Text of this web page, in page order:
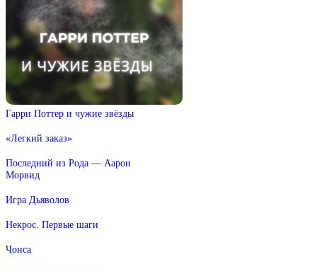
Гарри Поттер и чужие звёзды
«Легкий заказ»
Последний из Рода — Аарон
Морвид
Игра Дьяволов
Некрос. Первые шаги
Чонса